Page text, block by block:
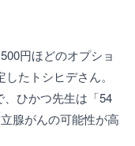
円ほどのオプショ
たトシヒデさん。
ひかつ先生は「54
腺がんの可能性が高